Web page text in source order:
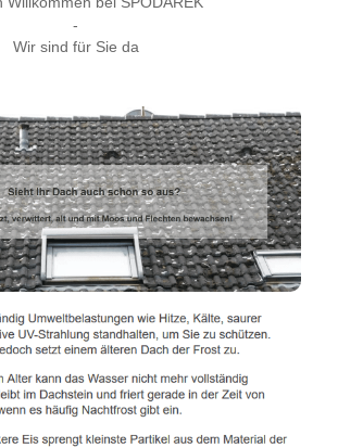
-
Wir sind für Sie da